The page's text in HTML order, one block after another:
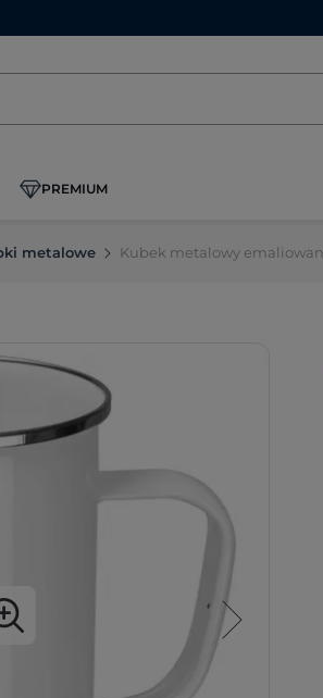
PREMIUM
metalowe Kubek metalowy